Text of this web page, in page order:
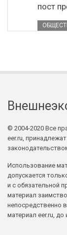
пост
© 2004-2020 Все
eer.ru,
Использование
допускается
и с обязательной
материал
непосредственно
материал eer.ru, до